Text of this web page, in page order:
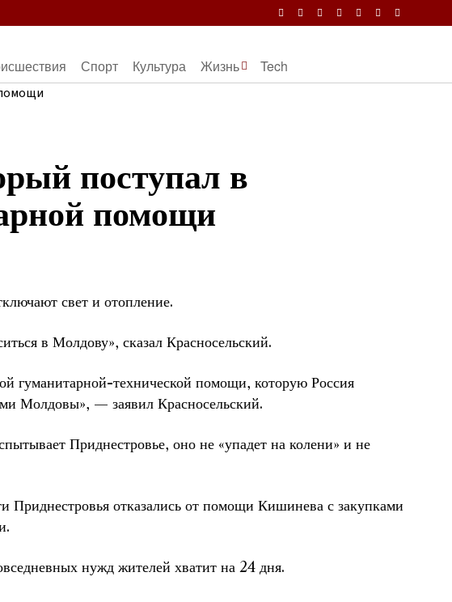
Спорт Культура Жизнь Tech
поступал в
помощи
свет и отопление.
в Молдову», сказал Красносельский.
гуманитарной-технической помощи, которую Россия
Молдовы», — заявил Красносельский.
Приднестровье, оно не «упадет на колени» и не
Приднестровья отказались от помощи Кишинева с закупками
нужд жителей хватит на 24 дня.